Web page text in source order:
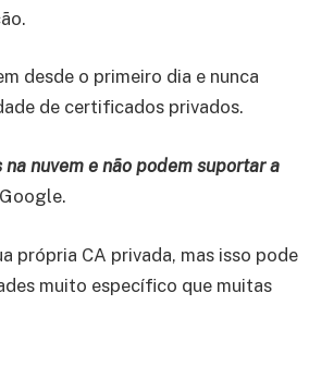
desde o primeiro dia e nunca
de certificados privados.
nuvem e não podem suportar a
própria CA privada, mas isso pode
muito específico que muitas